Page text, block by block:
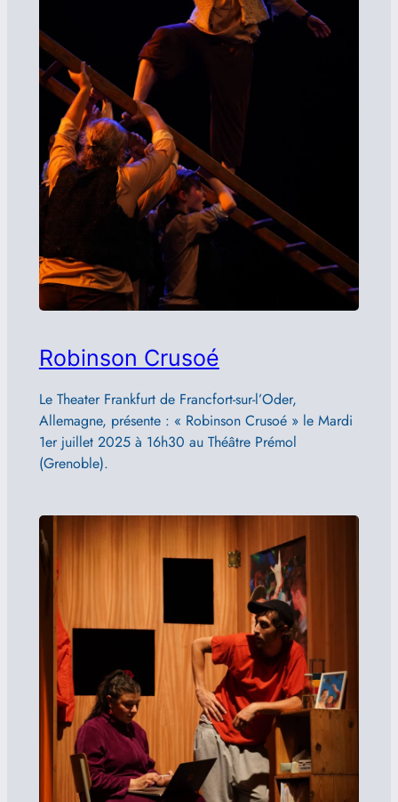
Robinson Crusoé
Le Theater Frankfurt de Francfort-sur-l’Oder,
Allemagne, présente : « Robinson Crusoé » le Mardi
1er juillet 2025 à 16h30 au Théâtre Prémol
(Grenoble).